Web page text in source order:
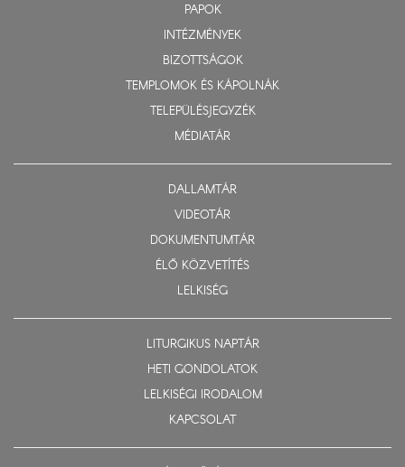
PAPOK
INTÉZMÉNYEK
BIZOTTSÁGOK
TEMPLOMOK ÉS KÁPOLNÁK
TELEPÜLÉSJEGYZÉK
MÉDIATÁR
DALLAMTÁR
VIDEOTÁR
DOKUMENTUMTÁR
ÉLŐ KÖZVETÍTÉS
LELKISÉG
LITURGIKUS NAPTÁR
HETI GONDOLATOK
LELKISÉGI IRODALOM
KAPCSOLAT